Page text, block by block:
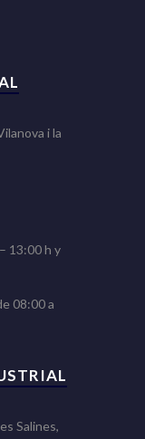
i la
13:00 h y
08:00 a
Salines,